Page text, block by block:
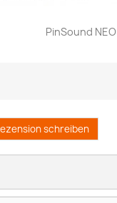
PinSound NEO
schreiben